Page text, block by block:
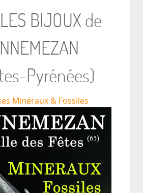
BIJOUX de
Pyrénées)
Minéraux & Fossiles